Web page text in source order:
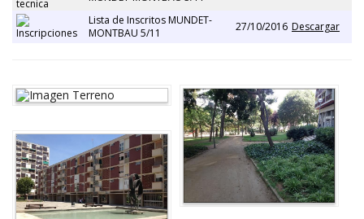
Lista de Inscritos MUNDET-
MONTBAU 5/11
27/10/2016 Descargar